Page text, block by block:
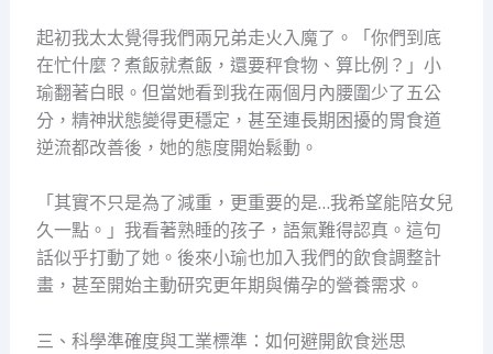
起初我太太覺得我們兩兄弟走火入魔了。「你們到底
在忙什麼？煮飯就煮飯，還要秤食物、算比例？」小
瑜翻著白眼。但當她看到我在兩個月內腰圍少了五公
分，精神狀態變得更穩定，甚至連長期困擾的胃食道
逆流都改善後，她的態度開始鬆動。
「其實不只是為了減重，更重要的是…我希望能陪女兒
久一點。」我看著熟睡的孩子，語氣難得認真。這句
話似乎打動了她。後來小瑜也加入我們的飲食調整計
畫，甚至開始主動研究更年期與備孕的營養需求。
三、科學準確度與工業標準：如何避開飲食迷思